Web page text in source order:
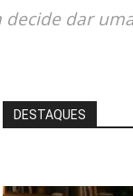
dar
DESTAQUES